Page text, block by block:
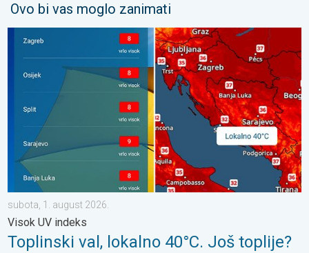
Ovo bi vas moglo zanimati
Toplinski val, lokalno 40°C. Još toplije?. Visok UV indeks. . .
subota, 1. august 2026.
Visok UV indeks
Toplinski val, lokalno 40°C. Još toplije?